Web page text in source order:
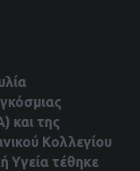
) και της
Κολλεγίου
Υγεία τέθηκε